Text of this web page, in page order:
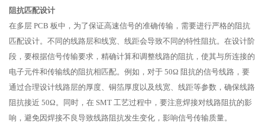
阻抗匹配设计
在多层 PCB 板中，为了保证高速信号的准确传输，需要进行严格的阻抗
匹配设计。不同的线路层和线宽、线距会导致不同的特性阻抗。在设计阶
段，要根据信号传输要求，精确计算和调整线路的阻抗，使其与所连接的
电子元件和传输线的阻抗相匹配。例如，对于 50Ω 阻抗的信号线路，要
通过合理设计线路层的厚度、铜箔厚度以及线宽、线距等参数，确保线路
阻抗接近 50Ω。同时，在 SMT 工艺过程中，要注意焊接对线路阻抗的影
响，避免因焊接不良导致线路阻抗发生变化，影响信号传输质量。